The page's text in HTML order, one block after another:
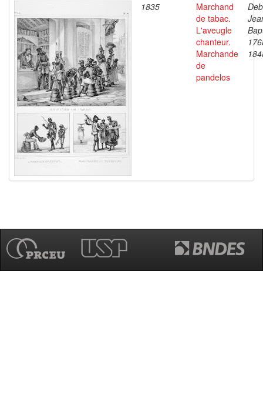
1835
Marchand
de tabac.
L'aveugle
chanteur.
Marchande
de
pandelos